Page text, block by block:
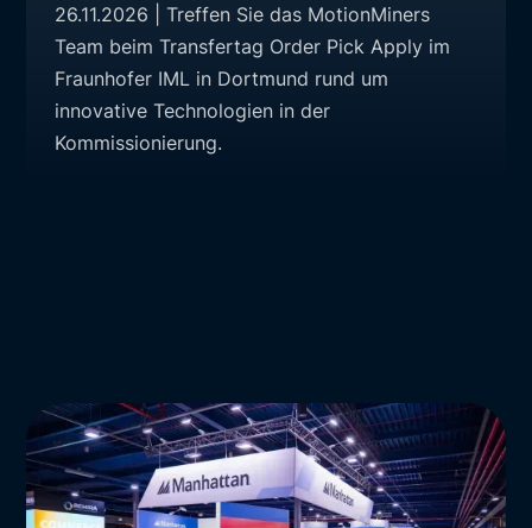
26.11.2026 | Treffen Sie das MotionMiners
Team beim Transfertag Order Pick Apply im
Fraunhofer IML in Dortmund rund um
innovative Technologien in der
Kommissionierung.